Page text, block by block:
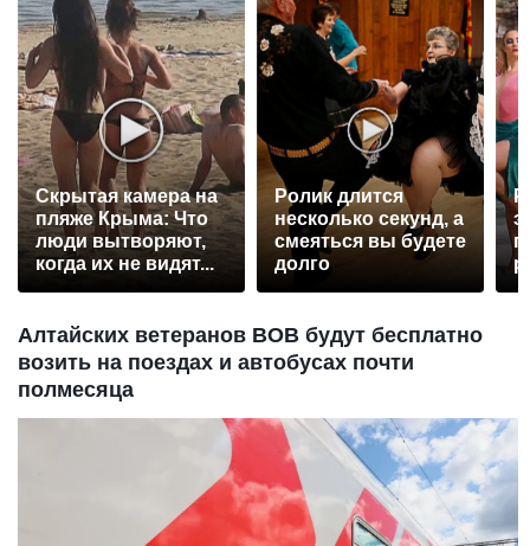
Скрытая камера на
пляже Крыма: Что
люди вытворяют,
когда их не видят...
Ролик длится
несколько секунд, а
смеяться вы будете
долго
Алтайских ветеранов ВОВ будут бесплатно
возить на поездах и автобусах почти
полмесяца